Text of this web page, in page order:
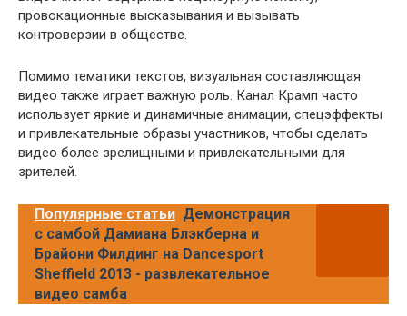
провокационные высказывания и вызывать
контроверзии в обществе.
Помимо тематики текстов, визуальная составляющая
видео также играет важную роль. Канал Крамп часто
использует яркие и динамичные анимации, спецэффекты
и привлекательные образы участников, чтобы сделать
видео более зрелищными и привлекательными для
зрителей.
Популярные статьи Демонстрация
с самбой Дамиана Блэкберна и
Брайони Филдинг на Dancesport
Sheffield 2013 - развлекательное
видео самба